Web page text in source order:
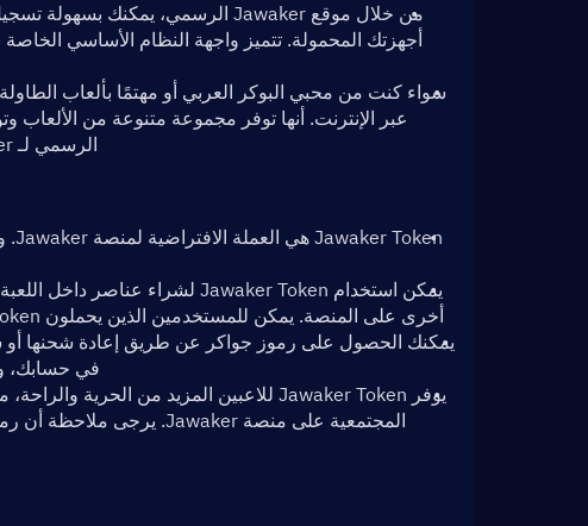
الرسمي لـ Jawaker لمعرفة المزيد عنها وابدأ رحلة الألعاب الخاصة بك.
أخرى على المنصة. يمكن للمستخدمين الذين يحملون Jawaker Token الاستمتاع بتجارب وامتيازات الألعاب المحسنة.
في حسابك،